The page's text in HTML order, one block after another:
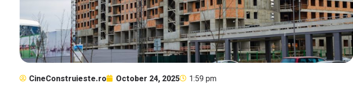
CineConstruieste.ro October 24, 2025 1:59 pm